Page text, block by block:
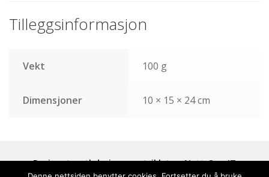
Tilleggsinformasjon
Vekt 100 g
Dimensjoner 10 × 15 × 24 cm
Designet av tbdesign og utviklet avNett-Opp IT